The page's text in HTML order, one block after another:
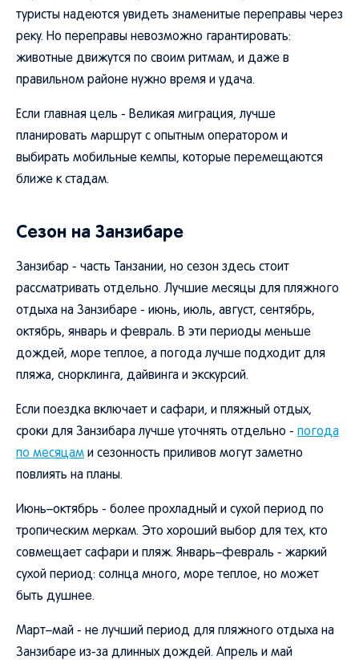
туристы надеются увидеть знаменитые переправы через
реку. Но переправы невозможно гарантировать:
животные движутся по своим ритмам, и даже в
правильном районе нужно время и удача.
Если главная цель - Великая миграция, лучше
планировать маршрут с опытным оператором и
выбирать мобильные кемпы, которые перемещаются
ближе к стадам.
Сезон на Занзибаре
Занзибар - часть Танзании, но сезон здесь стоит
рассматривать отдельно. Лучшие месяцы для пляжного
отдыха на Занзибаре - июнь, июль, август, сентябрь,
октябрь, январь и февраль. В эти периоды меньше
дождей, море теплое, а погода лучше подходит для
пляжа, снорклинга, дайвинга и экскурсий.
Если поездка включает и сафари, и пляжный отдых,
сроки для Занзибара лучше уточнять отдельно - погода
по месяцам и сезонность приливов могут заметно
повлиять на планы.
Июнь–октябрь - более прохладный и сухой период по
тропическим меркам. Это хороший выбор для тех, кто
совмещает сафари и пляж. Январь–февраль - жаркий
сухой период: солнца много, море теплое, но может
быть душнее.
Март–май - не лучший период для пляжного отдыха на
Занзибаре из-за длинных дождей. Апрель и май